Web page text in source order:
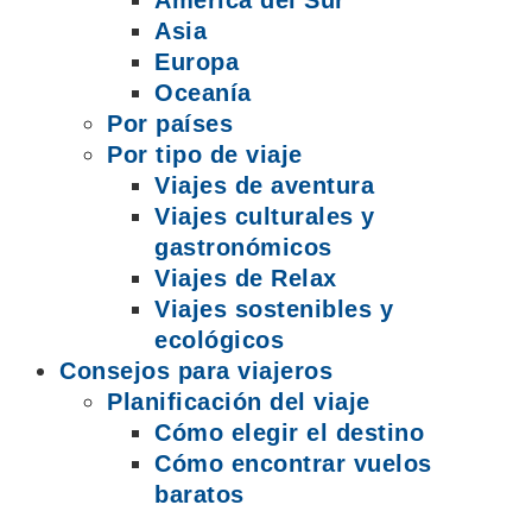
Asia
Europa
Oceanía
Por países
Por tipo de viaje
Viajes de aventura
Viajes culturales y
gastronómicos
Viajes de Relax
Viajes sostenibles y
ecológicos
Consejos para viajeros
Planificación del viaje
Cómo elegir el destino
Cómo encontrar vuelos
baratos